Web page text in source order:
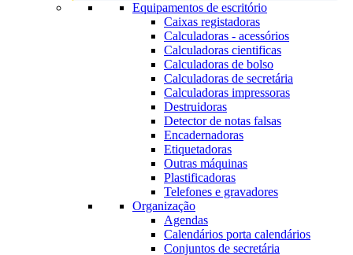
Equipamentos de escritório
Caixas registadoras
Calculadoras - acessórios
Calculadoras cientificas
Calculadoras de bolso
Calculadoras de secretária
Calculadoras impressoras
Destruidoras
Detector de notas falsas
Encadernadoras
Etiquetadoras
Outras máquinas
Plastificadoras
Telefones e gravadores
Organização
Agendas
Calendários porta calendários
Conjuntos de secretária